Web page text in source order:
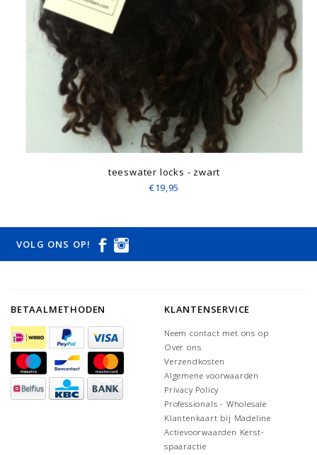
teeswater locks - zwart
€19,95
VOLG ONS OP!
BETAALMETHODEN KLANTENSERVICE
Neem contact met ons op
Over ons
Verzendkosten
Algemene voorwaarden
Privacy Policy
Professionals - Wholesale
Klantenkaart bij Madeline
Actievoorwaarden Kerst-
spaaractie